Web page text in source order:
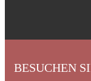
BESUCHEN